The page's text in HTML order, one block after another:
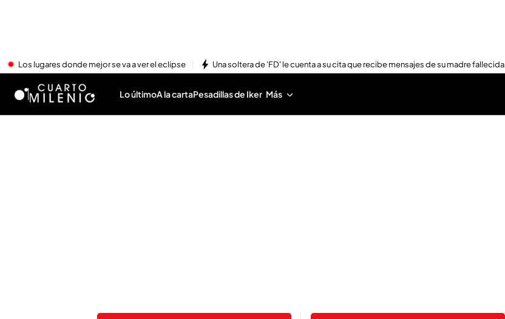
Los lugares donde mejor se va a ver el eclipse Una soltera de 'FD' le cuenta a su cita que recibe mensajes de su madre fallecida
Lo últimoA la cartaPesadillas de Iker Más